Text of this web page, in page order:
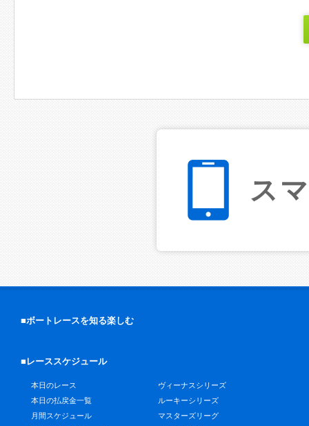
ス
■ボートレースを知る楽しむ
■レーススケジュール
本日のレース
本日の払戻金一覧
月間スケジュール
ヴィーナスシリーズ
ルーキーシリーズ
マスターズリーグ